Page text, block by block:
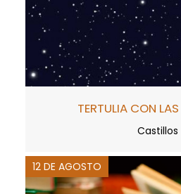
TERTULIA CON LAS
Castillos
12 DE AGOSTO